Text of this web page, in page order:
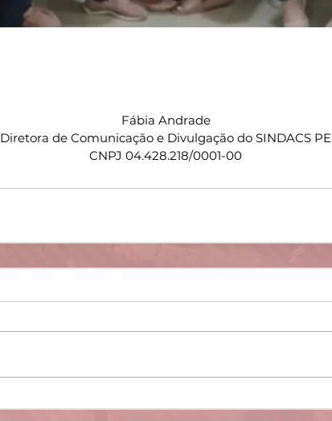
Fábia Andrade
Diretora de Comunicação e Divulgação do SINDACS PE
CNPJ 04.428.218/0001-00